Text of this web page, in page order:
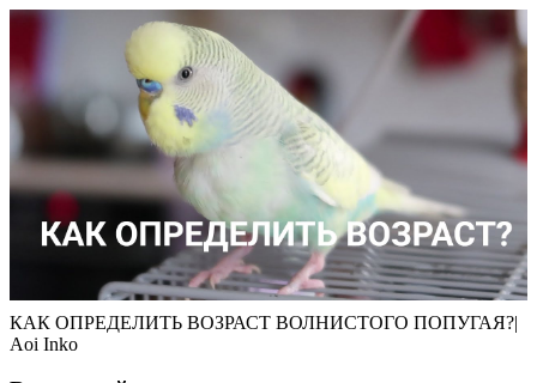
КАК ОПРЕДЕЛИТЬ ВОЗРАСТ ВОЛНИСТОГО ПОПУГАЯ?|
Aoi Inko